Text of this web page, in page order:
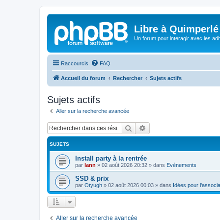
Libre à Quimperlé
Un forum pour interagir avec les
Raccourcis FAQ
Accueil du forum Rechercher Sujets actifs
Sujets actifs
Aller sur la recherche avancée
Rechercher
SUJETS
Install party à la rentrée
par lann » 02 août 2026 20:32 » dans Evènements
SSD & prix
par Otyugh » 02 août 2026 00:03 » dans Idées pour
Aller sur la recherche avancée